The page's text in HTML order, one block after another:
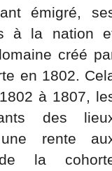
émigré,
à la nation
créé
en 1802.
à 1807,
des
rente
de la